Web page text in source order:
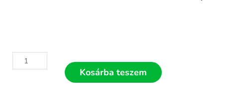
Fehér
műanyag
Kosárba teszem